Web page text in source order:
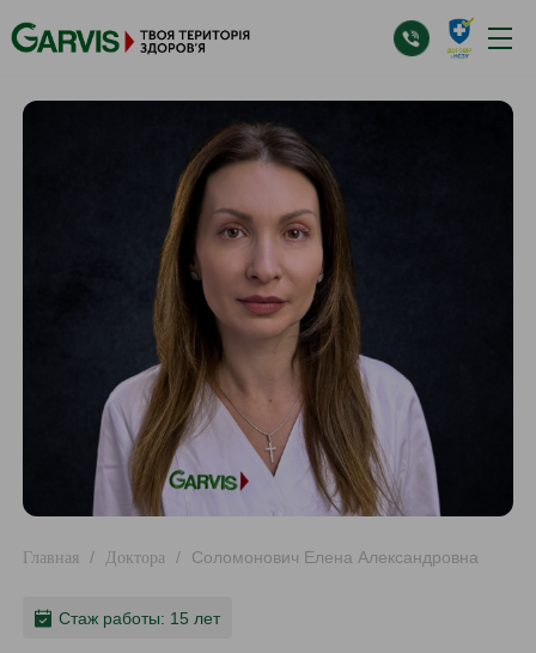
Главная / Доктора / Соломонович Елена Александровна
Стаж работы: 15 лет